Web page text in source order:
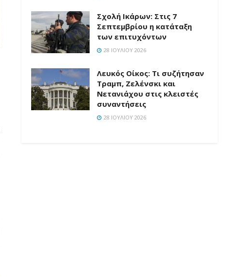
Σχολή Ικάρων: Στις 7
Σεπτεμβρίου η κατάταξη
των επιτυχόντων
28 ΙΟΥΛΊΟΥ 2026
Λευκός Οίκος: Τι συζήτησαν
Τραμπ, Ζελένσκι και
Νετανιάχου στις κλειστές
συναντήσεις
28 ΙΟΥΛΊΟΥ 2026